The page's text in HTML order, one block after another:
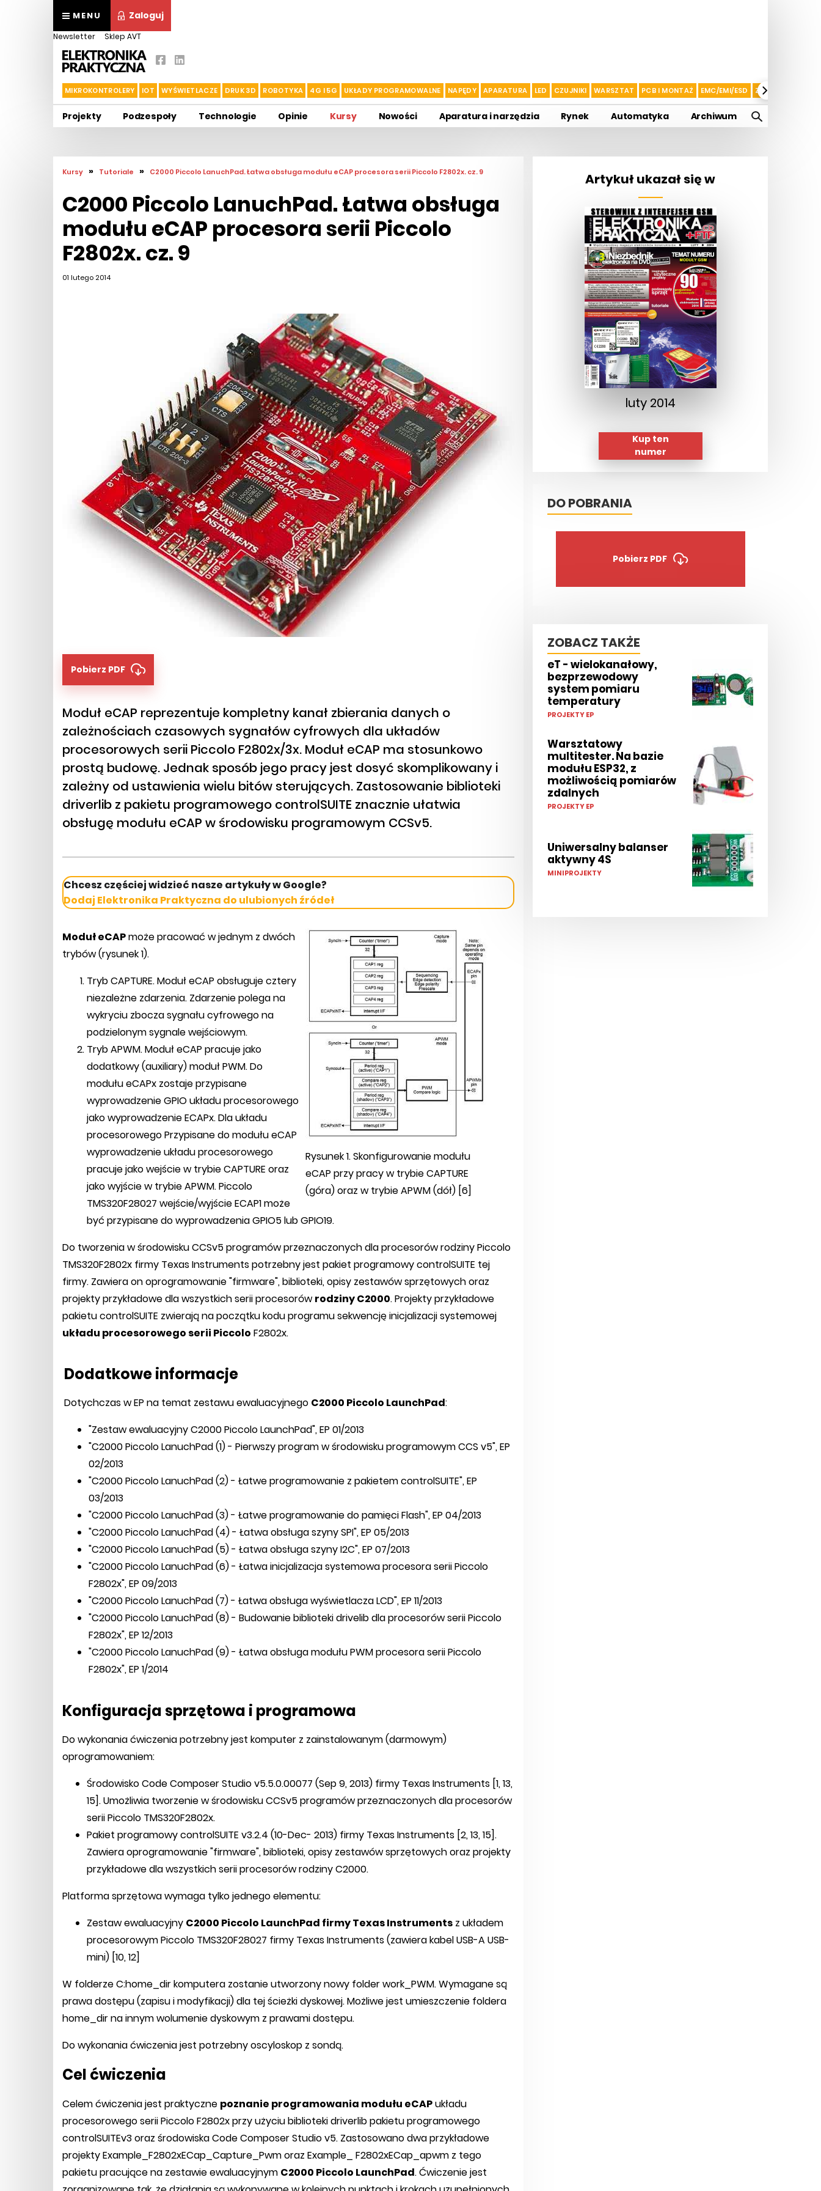
MENU Zaloguj
Newsletter Sklep AVT
MIKROKONTROLERY IOT WYŚWIETLACZE DRUK 3D ROBOTYKA 4G I 5G UKŁADY PROGRAMOWALNE NAPĘDY APARATURA LED CZUJNIKI WARSZTAT PCB I MONTAŻ EMC/EMI/ESD ZASILANIE I
Projekty Podzespoły Technologie Opinie Kursy Nowości Aparatura i narzędzia Rynek Automatyka Archiwum
Kursy » Tutoriale » C2000 Piccolo LanuchPad. Łatwa obsługa modułu eCAP procesora serii Piccolo F2802x. cz. 9
C2000 Piccolo LanuchPad. Łatwa obsługa
modułu eCAP procesora serii Piccolo
F2802x. cz. 9
01 lutego 2014
Pobierz PDF
Moduł eCAP reprezentuje kompletny kanał zbierania danych o
zależnościach czasowych sygnałów cyfrowych dla układów
procesorowych serii Piccolo F2802x/3x. Moduł eCAP ma stosunkowo
prostą budowę. Jednak sposób jego pracy jest dosyć skomplikowany i
zależny od ustawienia wielu bitów sterujących. Zastosowanie biblioteki
driverlib z pakietu programowego controlSUITE znacznie ułatwia
obsługę modułu eCAP w środowisku programowym CCSv5.
Chcesz częściej widzieć nasze artykuły w Google?
Dodaj Elektronika Praktyczna do ulubionych źródeł
Rysunek 1. Skonfigurowanie modułu
eCAP przy pracy w trybie CAPTURE
(góra) oraz w trybie APWM (dół) [6]
Moduł eCAPmoże pracować w jednym z dwóch
trybów (rysunek 1).
Tryb CAPTURE. Moduł eCAP obsługuje cztery
niezależne zdarzenia. Zdarzenie polega na
wykryciu zbocza sygnału cyfrowego na
podzielonym sygnale wejściowym.
Tryb APWM. Moduł eCAP pracuje jako
dodatkowy (auxiliary) moduł PWM. Do
modułu eCAPx zostaje przypisane
wyprowadzenie GPIO układu procesorowego
jako wyprowadzenie ECAPx. Dla układu
procesorowego Przypisane do modułu eCAP
wyprowadzenie układu procesorowego
pracuje jako wejście w trybie CAPTURE oraz
jako wyjście w trybie APWM. Piccolo
TMS320F28027 wejście/wyjście ECAP1 może
być przypisane do wyprowadzenia GPIO5 lub GPIO19.
Do tworzenia w środowisku CCSv5 programów przeznaczonych dla procesorów rodziny Piccolo
TMS320F2802x firmy Texas Instruments potrzebny jest pakiet programowy controlSUITE tej
firmy. Zawiera on oprogramowanie "firmware", biblioteki, opisy zestawów sprzętowych oraz
projekty przykładowe dla wszystkich serii procesorówrodziny C2000. Projekty przykładowe
pakietu controlSUITE zwierają na początku kodu programu sekwencję inicjalizacji systemowej
układu procesorowego serii Piccolo F2802x.
Dodatkowe informacje
Dotychczas w EP na temat zestawu ewaluacyjnego C2000 Piccolo LaunchPad:
"Zestaw ewaluacyjny C2000 Piccolo LaunchPad", EP 01/2013
"C2000 Piccolo LanuchPad (1) - Pierwszy program w środowisku programowym CCS v5", EP
02/2013
"C2000 Piccolo LanuchPad (2) - Łatwe programowanie z pakietem controlSUITE", EP
03/2013
"C2000 Piccolo LanuchPad (3) - Łatwe programowanie do pamięci Flash", EP 04/2013
"C2000 Piccolo LanuchPad (4) - Łatwa obsługa szyny SPI", EP 05/2013
"C2000 Piccolo LanuchPad (5) - Łatwa obsługa szyny I2C", EP 07/2013
"C2000 Piccolo LanuchPad (6) - Łatwa inicjalizacja systemowa procesora serii Piccolo
F2802x", EP 09/2013
"C2000 Piccolo LanuchPad (7) - Łatwa obsługa wyświetlacza LCD", EP 11/2013
"C2000 Piccolo LanuchPad (8) - Budowanie biblioteki drivelib dla procesorów serii Piccolo
F2802x", EP 12/2013
"C2000 Piccolo LanuchPad (9) - Łatwa obsługa modułu PWM procesora serii Piccolo
F2802x", EP 1/2014
Konfiguracja sprzętowa i programowa
Do wykonania ćwiczenia potrzebny jest komputer z zainstalowanym (darmowym)
oprogramowaniem:
Środowisko Code Composer Studio v5.5.0.00077 (Sep 9, 2013) firmy Texas Instruments [1, 13,
15]. Umożliwia tworzenie w środowisku CCSv5 programów przeznaczonych dla procesorów
serii Piccolo TMS320F2802x.
Pakiet programowy controlSUITE v3.2.4 (10-Dec- 2013) firmy Texas Instruments [2, 13, 15].
Zawiera oprogramowanie "firmware", biblioteki, opisy zestawów sprzętowych oraz projekty
przykładowe dla wszystkich serii procesorów rodziny C2000.
Platforma sprzętowa wymaga tylko jednego elementu:
Zestaw ewaluacyjny C2000 Piccolo LaunchPad firmy Texas Instruments z układem
procesorowym Piccolo TMS320F28027 firmy Texas Instruments (zawiera kabel USB-A USB-
mini) [10, 12]
W folderze C:home_dir komputera zostanie utworzony nowy folder work_PWM. Wymagane są
prawa dostępu (zapisu i modyfikacji) dla tej ścieżki dyskowej. Możliwe jest umieszczenie foldera
home_dir na innym wolumenie dyskowym z prawami dostępu.
Do wykonania ćwiczenia jest potrzebny oscyloskop z sondą.
Cel ćwiczenia
Celem ćwiczenia jest praktyczne poznanie programowania modułu eCAPukładu
procesorowego serii Piccolo F2802x przy użyciu biblioteki driverlib pakietu programowego
controlSUITEv3 oraz środowiska Code Composer Studio v5. Zastosowano dwa przykładowe
projekty Example_F2802xECap_Capture_Pwm oraz Example_ F2802xECap_apwm z tego
pakietu pracujące na zestawie ewaluacyjnym C2000 Piccolo LaunchPad. Ćwiczenie jest
Artykuł ukazał się w
luty 2014
Kup ten
numer
DO POBRANIA
Pobierz PDF
ZOBACZ TAKŻE
eT - wielokanałowy,
bezprzewodowy
system pomiaru
temperatury
PROJEKTY EP
Warsztatowy
multitester. Na bazie
modułu ESP32, z
możliwością pomiarów
zdalnych
PROJEKTY EP
Uniwersalny balanser
aktywny 4S
MINIPROJEKTY